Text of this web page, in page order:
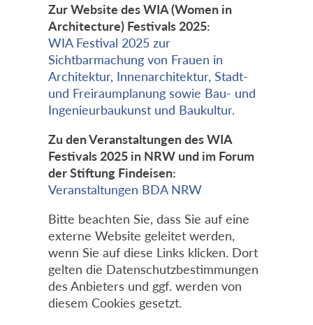
Zur Website des WIA (Women in
Architecture) Festivals 2025:
WIA Festival 2025 zur
Sichtbarmachung von Frauen in
Architektur, Innenarchitektur, Stadt-
und Freiraumplanung sowie Bau- und
Ingenieurbaukunst und Baukultur.
Zu den Veranstaltungen des WIA
Festivals 2025 in NRW und im Forum
der Stiftung Findeisen:
Veranstaltungen BDA NRW
Bitte beachten Sie, dass Sie auf eine
externe Website geleitet werden,
wenn Sie auf diese Links klicken. Dort
gelten die Datenschutzbestimmungen
des Anbieters und ggf. werden von
diesem Cookies gesetzt.